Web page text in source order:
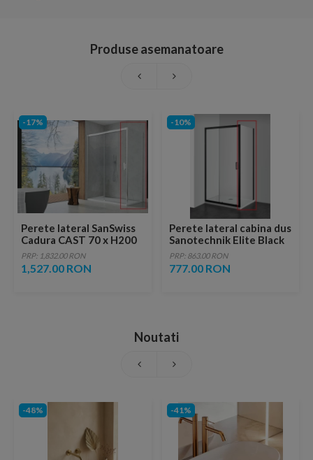
Produse asemanatoare
-17%
Perete lateral SanSwiss
Cadura CAST 70 x H200
cm sticla Shade
PRP: 1,832.00 RON
1,527.00 RON
-10%
Perete lateral cabina dus
Sanotechnik Elite Black
90 x H195 cm
PRP: 863.00 RON
777.00 RON
Noutati
-48% -41%